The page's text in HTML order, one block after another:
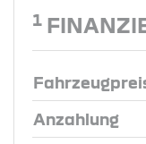
1
Anzahlung